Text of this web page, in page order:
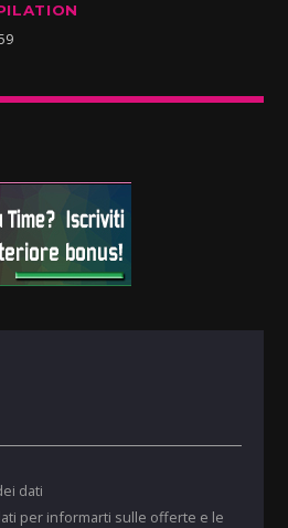
dati
per informarti sulle offerte e le